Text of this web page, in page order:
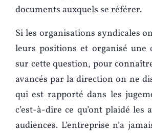
documents auxquels se référer.
Si les organisations syndicales
leurs positions et organisé une
sur cette question, pour
avancés par la direction on ne
qui est rapporté dans les
c’est-à-dire ce qu’ont plaidé les
audiences. L’entreprise n’a